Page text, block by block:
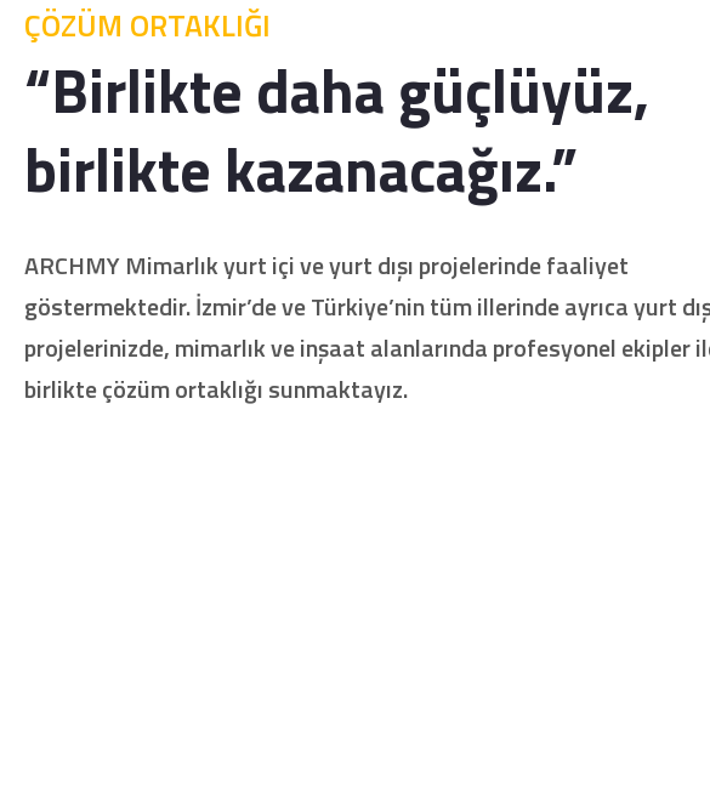
ÇÖZÜM ORTAKLIĞI
“Birlikte daha güçlüyüz,
birlikte kazanacağız.”
ARCHMY Mimarlık yurt içi ve yurt dışı projelerinde faaliyet
göstermektedir. İzmir’de ve Türkiye’nin tüm illerinde ayrıca yurt
projelerinizde, mimarlık ve inşaat alanlarında profesyonel ekipler
birlikte çözüm ortaklığı sunmaktayız.